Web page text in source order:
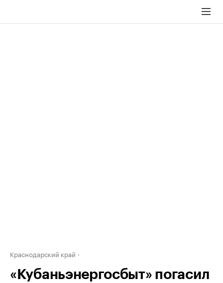
Краснодарский край
«Кубаньэнергосбыт» погасил